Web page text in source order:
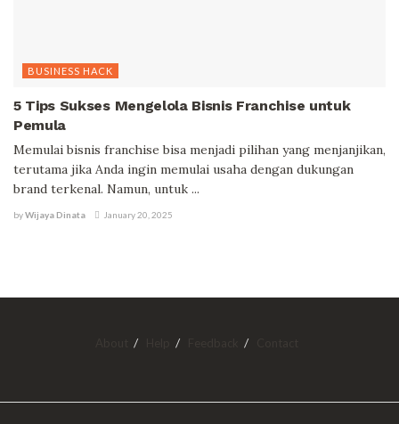
BUSINESS HACK
5 Tips Sukses Mengelola Bisnis Franchise untuk
Pemula
Memulai bisnis franchise bisa menjadi pilihan yang menjanjikan,
terutama jika Anda ingin memulai usaha dengan dukungan
brand terkenal. Namun, untuk ...
byWijaya Dinata January 20, 2025